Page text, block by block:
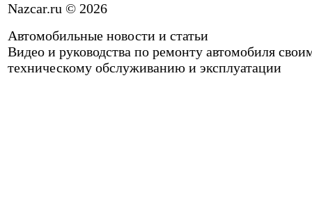
Nazcar.ru © 2026
Автомобильные новости и статьи
Видео и руководства по ремонту автомобиля
техническому обслуживанию и эксплуатации